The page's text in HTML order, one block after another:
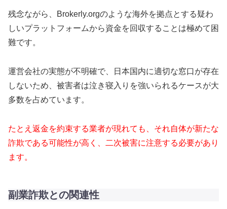
残念ながら、Brokerly.orgのような海外を拠点とする疑わ
しいプラットフォームから資金を回収することは極めて困
難です。
運営会社の実態が不明確で、日本国内に適切な窓口が存在
しないため、被害者は泣き寝入りを強いられるケースが大
多数を占めています。
たとえ返金を約束する業者が現れても、それ自体が新たな
詐欺である可能性が高く、二次被害に注意する必要があり
ます。
副業詐欺との関連性